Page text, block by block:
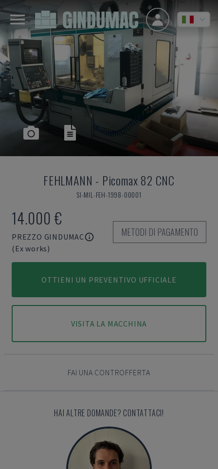
FEHLMANN - Picomax 82 CNC
SI-MIL-FEH-1998-00001
14.000 €
PREZZO GINDUMAC
(Ex works)
METODI DI PAGAMENTO
OTTIENI UN PREVENTIVO UFFICIALE
VISITA LA MACCHINA
FAI UNA CONTROFFERTA
HAI ALTRE DOMANDE? CONTATTACI!